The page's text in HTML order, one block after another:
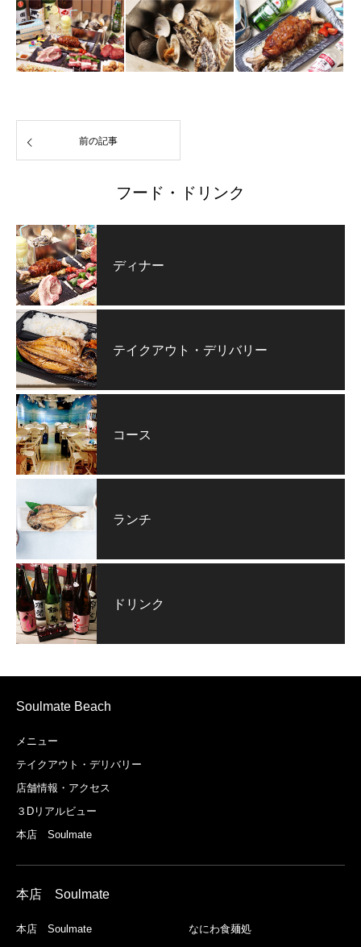
前の記事
フード・ドリンク
ディナー
テイクアウト・デリバリー
コース
ランチ
ドリンク
Soulmate Beach
メニュー
テイクアウト・デリバリー
店舗情報・アクセス
３Dリアルビュー
本店 Soulmate
本店 Soulmate
本店 Soulmate なにわ食麺処